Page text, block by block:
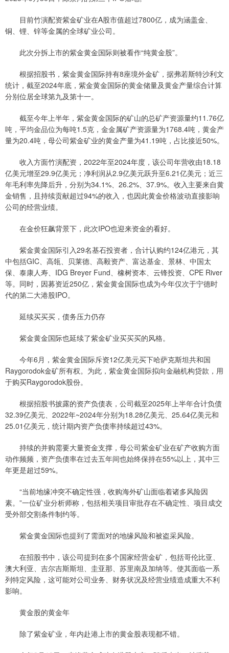
目前竹演配资紫金矿业在A股市值超过7800亿，成为涵盖金、
铜、锂、锌等金属的全球矿业公司。
此次分拆上市的紫金黄金国际则被看作“纯黄金股”。
根据招股书，紫金黄金国际持有8座境外金矿，据弗若斯特沙利文
统计，截至2024年底，紫金黄金国际的黄金储量及黄金产量综合计算
分别位居全球第九及第十一。
截至今年上半年，紫金黄金国际的矿山的总矿产资源量约11.76亿
吨，平均金品位为每吨1.5克，金金属矿产资源量为1768.4吨，黄金产
量为20.4吨，母公司紫金矿业的黄金产量为41.19吨，占比接近50%。
收入方面竹演配资，2022年至2024年度，该公司年营收由18.18
亿美元增至29.9亿美元；净利润从2.9亿美元跃升至6.21亿美元；近三
年毛利率先降后升，分别为34.1%、26.2%、37.9%。收入主要来自黄
金销售，且持续贡献超过94%的收入，也因此黄金价格波动直接影响
公司的经营业绩。
在金价狂飙背景下，此次IPO也迎来资金的看好。
紫金黄金国际引入29名基石投资者，合计认购约124亿港元，其
中包括GIC、高瓴、贝莱德、高毅资产、富达基金、景林、中国太
保、泰康人寿、IDG Breyer Fund、橡树资本、云锋投资、CPE River
等。同时，因募资近250亿，紫金黄金国际也成为今年仅次于宁德时
代的第二大港股IPO。
延续买买买，债务压力仍存
紫金黄金国际也延续了紫金矿业买买买的风格。
今年6月，紫金黄金国际斥资12亿美元买下哈萨克斯坦共和国
Raygorodok金矿所有权。为此，紫金黄金国际拟向金融机构贷款，用
于购买Raygorodok股份。
根据招股书披露的资产负债表，公司截至2025年上半年合计负债
32.39亿美元、2022年~2024年分别为18.28亿美元、25.64亿美元和
25.01亿美元，统计期内资产负债率持续超过43%。
持续的并购需要大量资金支撑，母公司紫金矿业在矿产收购方面
动作频频，资产负债率在过去五年间也始终保持在55%以上，其中三
年更是超过59%。
“当前地缘冲突不确定性强，收购海外矿山面临着诸多风险因
素。”一位矿业分析师称，包括相关项目审批存在不确定性、项目成交
受外部交割条件制约等。
紫金黄金国际也提到了需面对的地缘风险和被盗采风险。
在招股书中，该公司提到在多个国家经营金矿，包括哥伦比亚、
澳大利亚、吉尔吉斯斯坦、圭亚那、苏里南及加纳等。使其面临一系
列特定风险，这可能对公司业务、财务状况及经营业绩造成重大不利
影响。
黄金股的黄金年
除了紫金矿业，年内赴港上市的黄金股表现都不错。